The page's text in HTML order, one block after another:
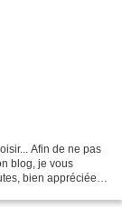
Afin de ne pas
blog, je vous
bien appréciées